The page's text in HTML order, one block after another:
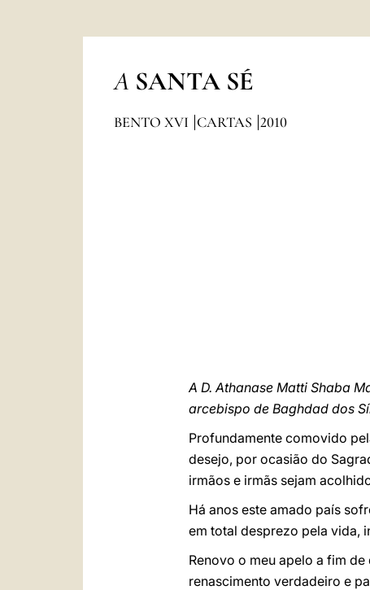
A SANTA SÉ
BENTO XVI CARTAS 2010
A D. Athanase Matti Shaba
arcebispo de Baghdad dos
Profundamente comovido
desejo, por ocasião do
irmãos e irmãs sejam
Há anos este amado país
em total desprezo pela vida,
Renovo o meu apelo a fim
renascimento verdadeiro e